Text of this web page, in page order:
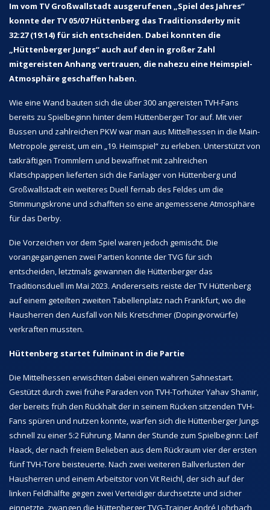
Im vom TV Großwallstadt ausgerufenen „Spiel des Jahres“
konnte der TV 05/07 Hüttenberg das Traditionsderby mit
32:27 (19:14) für sich entscheiden. Dabei konnten die
„Hüttenberger Jungs“ auch auf den in großer Zahl
mitgereisten Anhang vertrauen, die nahezu eine Heimspiel-
Atmosphäre geschaffen haben.
Wie eine Wand bauten sich die über 300 angereisten TVH-Fans
bereits zu Spielbeginn hinter dem Hüttenberger Tor auf. Mit vier
Bussen und zahlreichen PKW war man aus Mittelhessen in die Main-
Metropole gereist, um ein „19. Heimspiel“ zu erleben. Unterstützt von
tatkräftigen Trommlern und bewaffnet mit zahlreichen
Klatschpappen lieferten sich die Fanlager von Hüttenberg und
Großwallstadt ein weiteres Duell fernab des Feldes um die
Stimmungskrone und schafften so eine angemessene Atmosphäre
für das Derby.
Die Vorzeichen vor dem Spiel waren jedoch gemischt. Die
vorangegangenen zwei Partien konnte der TVG für sich
entscheiden, letztmals gewannen die Hüttenberger das
Traditionsduell im Mai 2023. Andererseits reiste der TV Hüttenberg
auf einem geteilten zweiten Tabellenplatz nach Frankfurt, wo die
Hausherren den Ausfall von Nils Kretschmer (Dopingvorwürfe)
verkraften mussten.
Hüttenberg startet fulminant in die Partie
Die Mittelhessen erwischten dabei einen wahren Sahnestart.
Gestützt durch zwei frühe Paraden von TVH-Torhüter Yahav Shamir,
der bereits früh den Rückhalt der in seinem Rücken sitzenden TVH-
Fans spüren und nutzen konnte, warfen sich die Hüttenberger Jungs
schnell zu einer 5:2 Führung. Mann der Stunde zum Spielbeginn: Leif
Haack, der nach freiem Belieben aus dem Rückraum vier der ersten
fünf TVH-Tore beisteuerte. Nach zwei weiteren Ballverlusten der
Hausherren und einem Arbeitstor von Vit Reichl, der sich auf der
linken Feldhälfte gegen zwei Verteidiger durchsetzte und sicher
einnetzte, zwangen die Hüttenberger TVG-Trainer André Lohrbach